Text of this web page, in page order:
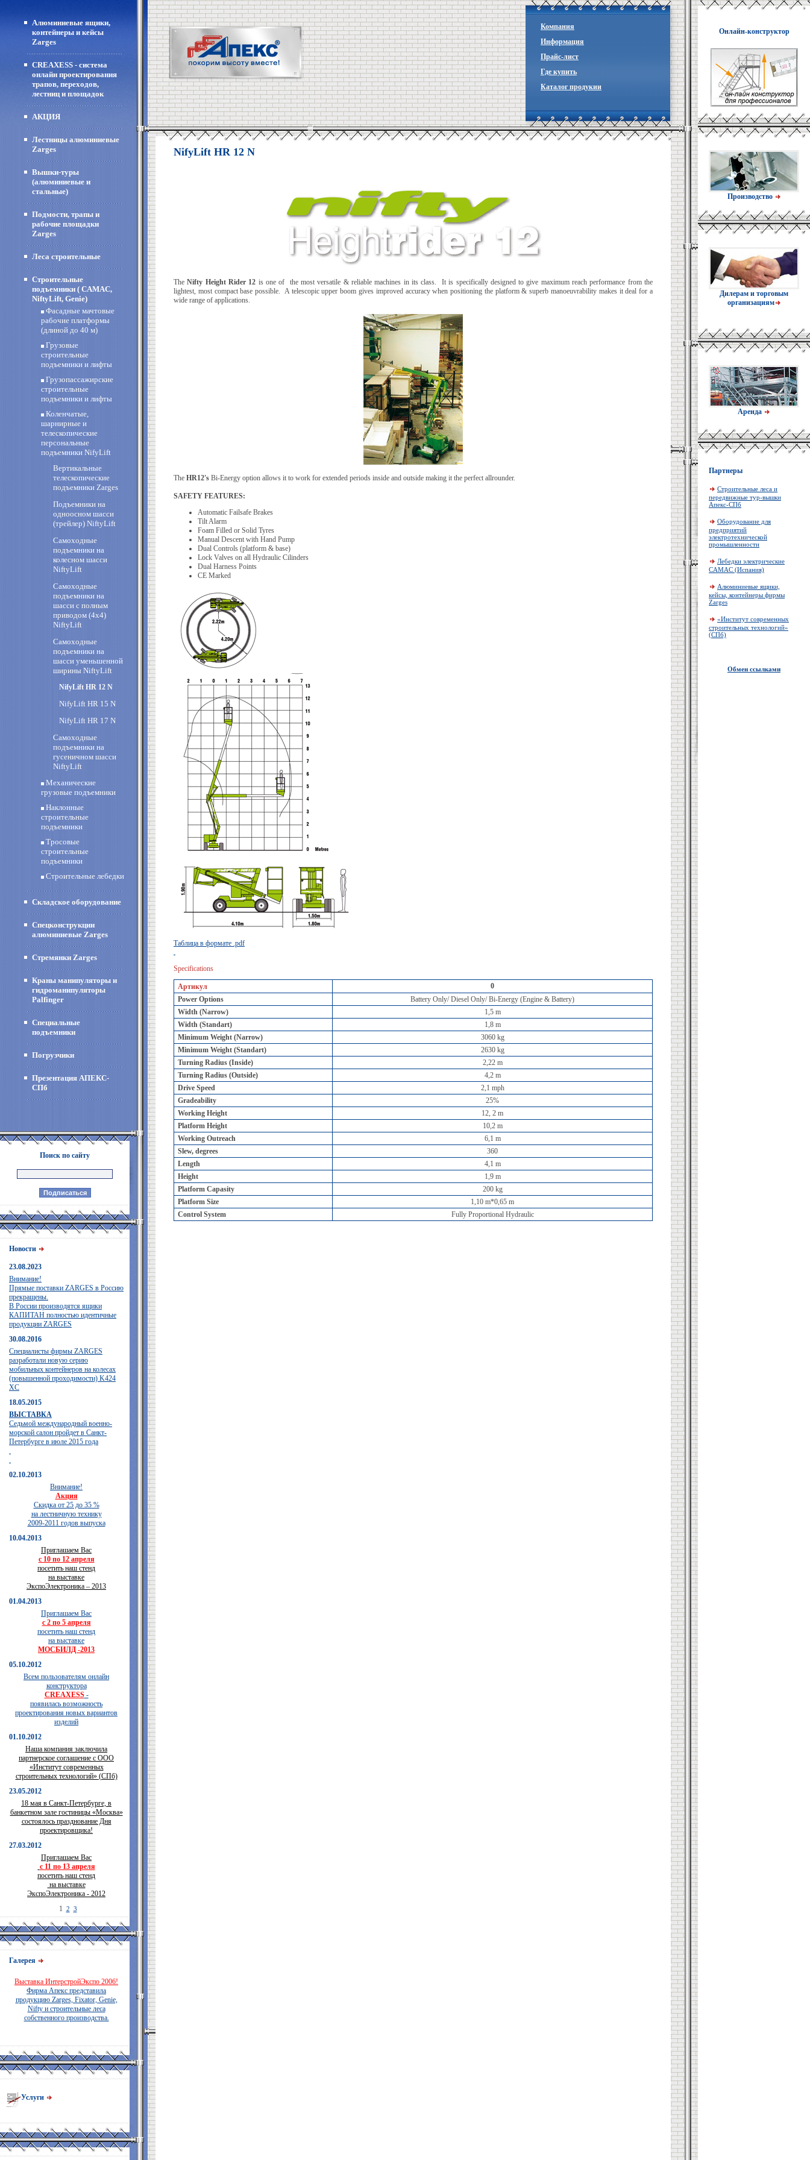
Алюминиевые ящики,
контейнеры и кейсы
Zarges
CREAXESS - система
онлайн проектирования
трапов, переходов,
лестниц и площадок
АКЦИЯ
Лестницы алюминиевые
Zarges
Вышки-туры
(алюминиевые и
стальные)
Подмости, трапы и
рабочие площадки
Zarges
Леса строительные
Строительные
подъемники ( CAMAC,
NiftyLift, Genie)
Фасадные мачтовые
рабочие платформы
(длиной до 40 м)
Грузовые
строительные
подъемники и лифты
Грузопассажирские
строительные
подъемники и лифты
Коленчатые,
шарнирные и
телескопические
персональные
подъемники NifyLift
Вертикальные
телескопические
подъемники Zarges
Подъемники на
одноосном шасси
(трейлер) NiftyLift
Самоходные
подъемники на
колесном шасси
NiftyLift
Самоходные
подъемники на
шасси с полным
приводом (4х4)
NiftyLift
Самоходные
подъемники на
шасси уменьшенной
ширины NiftyLift
NifyLift HR 12 N
NifyLift HR 15 N
NifyLift HR 17 N
Самоходные
подъемники на
гусеничном шасси
NiftyLift
Механические
грузовые подъемники
Наклонные
строительные
подъемники
Тросовые
строительные
подъемники
Строительные лебедки
Складское оборудование
Спецконструкции
алюминиевые Zarges
Стремянки Zarges
Краны манипуляторы и
гидроманипуляторы
Palfinger
Специальные
подъемники
Погрузчики
Презентация АПЕКС-
СПб
Поиск по сайту
Новости
23.08.2023
Внимание!
Прямые поставки ZARGES в Россию
прекращены.
В России производятся ящики
КАПИТАН полностью идентичные
продукции ZARGES
30.08.2016
Специалисты фирмы ZARGES
разработали новую серию
мобильных контейнеров на колесах
(повышенной проходимости) K424
XC
18.05.2015
ВЫСТАВКА
Седьмой международный военно-
морской салон пройдет в Санкт-
Петербурге в июле 2015 года
02.10.2013
Внимание!
Акция
Скидка от 25 до 35 %
на лестничную технику
2009-2011 годов выпуска
10.04.2013
Приглашаем Вас
с 10 по 12 апреля
посетить наш стенд
на выставке
ЭкспоЭлектроника – 2013
01.04.2013
Приглашаем Вас
с 2 по 5 апреля
посетить наш стенд
на выставке
МОСБИЛД -2013
05.10.2012
Всем пользователям онлайн
конструктора
CREAXESS-
появилась возможность
проектирования новых вариантов
изделий
01.10.2012
Наша компания заключила
партнерское соглашение с ООО
«Институт современных
строительных технологий» (СПб)
23.05.2012
18 мая в Санкт-Петербурге, в
банкетном зале гостиницы «Москва»
состоялось празднование Дня
проектировщика!
27.03.2012
Приглашаем Вас
с 11 по 13 апреля
посетить наш стенд
на выставке
ЭкспоЭлектроника - 2012
1 2 3
Галерея
Выставка ИнтерстройЭкспо 2006!
Фирма Апекс представила
продукцию Zarges, Fixator, Genie,
Nifty и строительные леса
собственного производства.
Услуги
Компания
Информация
Прайc-лист
Где купить
Каталог продукии
NifyLift HR 12 N
TheNifty Height Rider 12 is one of the most versatile & reliable machines in its class. It is specifically designed to give maximum reach performance from the
lightest, most compact base possible. A telescopic upper boom gives improved accuracy when positioning the platform & superb manoeuvrability makes it deal for a
wide range of applications.
The HR12's Bi-Energy option allows it to work for extended periods inside and outside making it the perfect allrounder.
SAFETY FEATURES:
Automatic Failsafe Brakes
Tilt Alarm
Foam Filled or Solid Tyres
Manual Descent with Hand Pump
Dual Controls (platform & base)
Lock Valves on all Hydraulic Cilinders
Dual Harness Points
CE Marked
Таблица в формате .pdf
Specifications
Артикул
0
Power Options
Battery Only/ Diesel Only/ Bi-Energy (Engine & Battery)
Width (Narrow)
1,5 m
Width (Standart)
1,8 m
Minimum Weight (Narrow)
3060 kg
Minimum Weight (Standart)
2630 kg
Turning Radius (Inside)
2,22 m
Turning Radius (Outside)
4,2 m
Drive Speed
2,1 mph
Gradeability
25%
Working Height
12, 2 m
Platform Height
10,2 m
Working Outreach
6,1 m
Slew, degrees
360
Length
4,1 m
Height
1,9 m
Platform Capasity
200 kg
Platform Size
1,10 m*0,65 m
Control System
Fully Proportional Hydraulic
Онлайн-конструктор
Производство
Дилерам и торговым
организациям
Аренда
Партнеры
Строительные леса и
передвижные тур-вышки
Апекс-СПб
Оборудование для
предприятий
электротехнической
промышленности
Лебедки электрические
CAMAC (Испания)
Алюминиевые ящики,
кейсы, контейнеры фирмы
Zarges
«Институт современных
строительных технологий»
(СПб)
Обмен ссылками